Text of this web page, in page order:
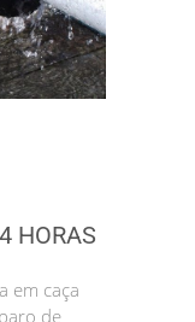
HORAS
em caça
de